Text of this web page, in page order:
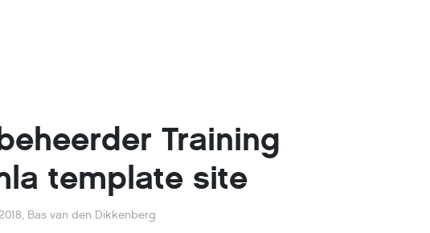
Training
template site
, Bas van den Dikkenberg